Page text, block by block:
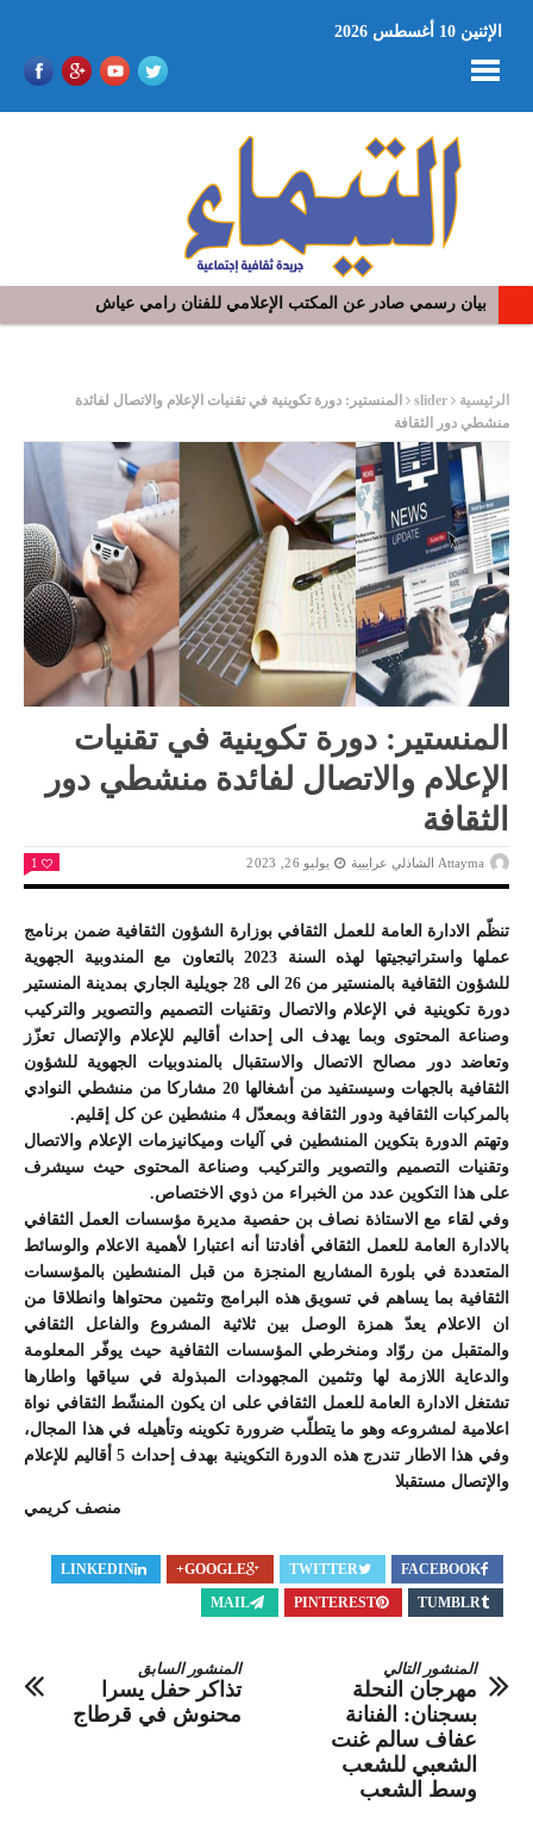
الإثنين 10 أغسطس 2026
بيان رسمي صادر عن المكتب الإعلامي للفنان رامي عياش
في افتتاح مهرجان بومخلوف الدولي: رؤوف ماهر يتالق و يشد الجمهور
الرئيسية slider
المنستير: دورة تكوينية في تقنيات الإعلام والاتصال لفائدة
منشطي دور الثقافة
المنستير: دورة تكوينية في تقنيات
الإعلام والاتصال لفائدة منشطي دور
الثقافة
Attayma الشاذلي عرايبية يوليو 26, 2023 1
تنظّم الادارة العامة للعمل الثقافي بوزارة الشؤون الثقافية ضمن برنامج
عملها واستراتيجيتها لهذه السنة 2023 بالتعاون مع المندوبية الجهوية
للشؤون الثقافية بالمنستير من 26 الى 28 جويلية الجاري بمدينة المنستير
دورة تكوينية في الإعلام والاتصال وتقنيات التصميم والتصوير والتركيب
وصناعة المحتوى وبما يهدف الى إحداث أقاليم للإعلام والإتصال تعزّز
وتعاضد دور مصالح الاتصال والاستقبال بالمندوبيات الجهوية للشؤون
الثقافية بالجهات وسيستفيد من أشغالها 20 مشاركا من منشطي النوادي
بالمركبات الثقافية ودور الثقافة وبمعدّل 4 منشطين عن كل إقليم.
وتهتم الدورة بتكوين المنشطين في آليات وميكانيزمات الإعلام والاتصال
وتقنيات التصميم والتصوير والتركيب وصناعة المحتوى حيث سيشرف
على هذا التكوين عدد من الخبراء من ذوي الاختصاص.
وفي لقاء مع الاستاذة نصاف بن حفصية مديرة مؤسسات العمل الثقافي
بالادارة العامة للعمل الثقافي أفادتنا أنه اعتبارا لأهمية الاعلام والوسائط
المتعددة في بلورة المشاريع المنجزة من قبل المنشطين بالمؤسسات
الثقافية بما يساهم في تسويق هذه البرامج وتثمين محتواها وانطلاقا من
ان الاعلام يعدّ همزة الوصل بين ثلاثية المشروع والفاعل الثقافي
والمتقبل من روّاد ومنخرطي المؤسسات الثقافية حيث يوفّر المعلومة
والدعاية اللازمة لها وتثمين المجهودات المبذولة في سياقها واطارها
تشتغل الادارة العامة للعمل الثقافي على ان يكون المنشّط الثقافي نواة
اعلامية لمشروعه وهو ما يتطلّب ضرورة تكوينه وتأهيله في هذا المجال،
وفي هذا الاطار تندرج هذه الدورة التكوينية بهدف إحداث 5 أقاليم للإعلام
والإتصال مستقبلا
منصف كريمي
FACEBOOK
TWITTER
GOOGLE+
LINKEDIN
TUMBLR
PINTEREST
MAIL
المنشور السابق
تذاكر حفل يسرا
محنوش في قرطاج
المنشور التالي
مهرجان النحلة
بسجنان: الفنانة
عفاف سالم غنت
الشعبي للشعب
وسط الشعب